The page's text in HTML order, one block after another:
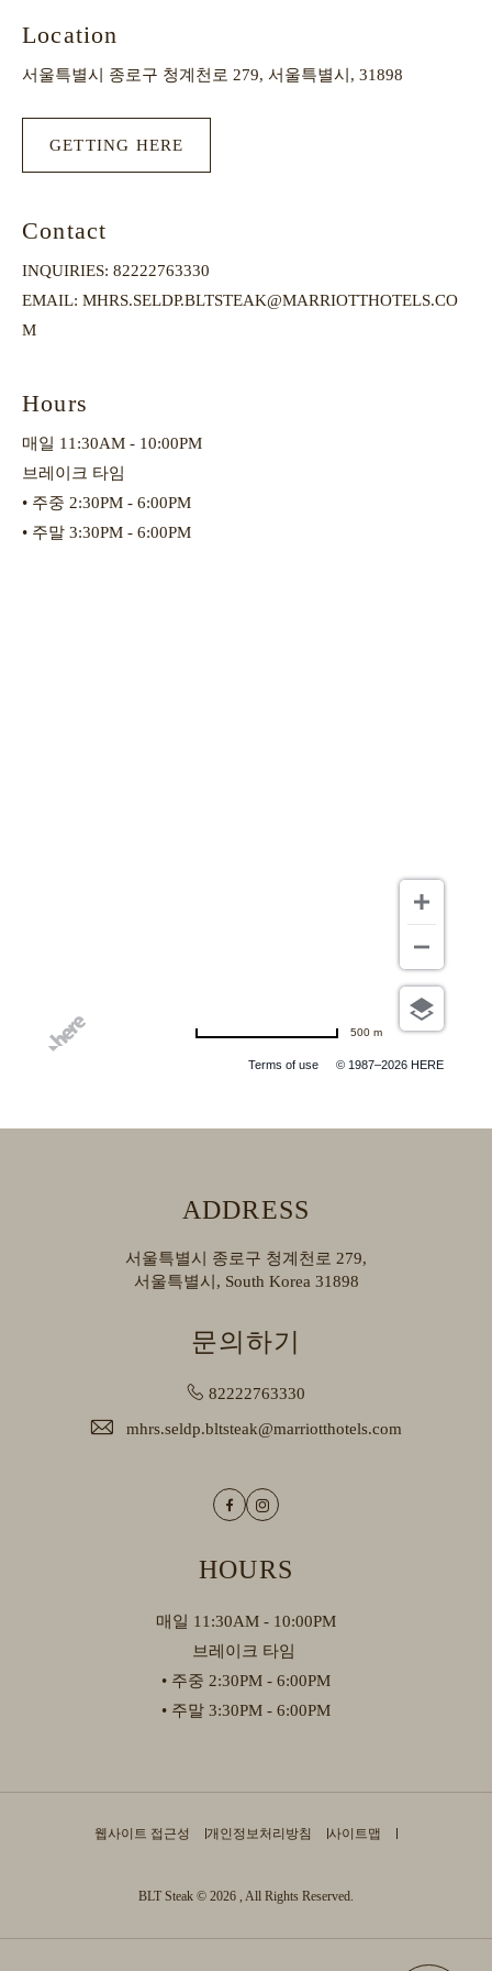
Location
서울특별시 종로구 청계천로 279, 서울특별시, 31898
GETTING HERE
Contact
INQUIRIES: 82222763330
EMAIL: MHRS.SELDP.BLTSTEAK@MARRIOTTHOTELS.CO
M
Hours
매일 11:30AM - 10:00PM
브레이크 타임
• 주중 2:30PM - 6:00PM
• 주말 3:30PM - 6:00PM
Terms of use © 1987–2026 HERE
500 m
ADDRESS
서울특별시 종로구 청계천로 279,
서울특별시, South Korea 31898
문의하기
82222763330
mhrs.seldp.bltsteak@marriotthotels.com
FacebookInstagram
HOURS
매일 11:30AM - 10:00PM
브레이크 타임
• 주중 2:30PM - 6:00PM
• 주말 3:30PM - 6:00PM
웹사이트 접근성 개인정보처리방침 사이트맵
BLT Steak © 2026 , All Rights Reserved.